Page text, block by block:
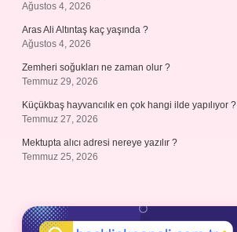
Ağustos 4, 2026
Aras Ali Altıntaş kaç yaşında ?
Ağustos 4, 2026
Zemheri soğukları ne zaman olur ?
Temmuz 29, 2026
Küçükbaş hayvancılık en çok hangi ilde yapılıyor ?
Temmuz 27, 2026
Mektupta alıcı adresi nereye yazılır ?
Temmuz 25, 2026